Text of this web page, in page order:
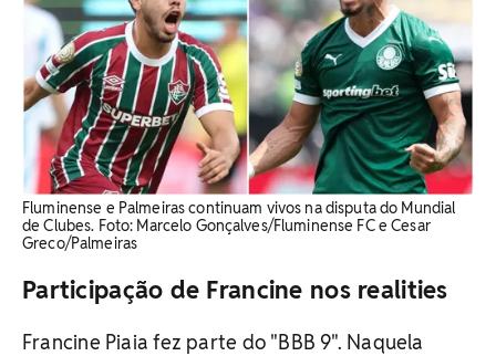
Fluminense e Palmeiras continuam vivos na disputa do Mundial
de Clubes. Foto: Marcelo Gonçalves/Fluminense FC e Cesar
Greco/Palmeiras
Participação de Francine nos realities
Francine Piaia fez parte do "BBB 9". Naquela